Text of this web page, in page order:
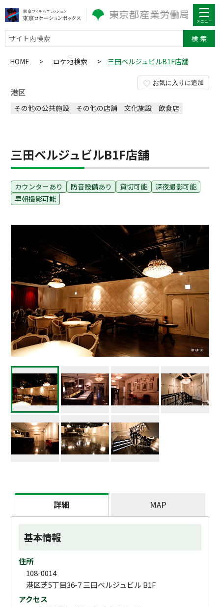
サイト内検索
HOME > ロケ地検索 > 三田ベルジュビルB1F店舗
お気に入りに追加
港区
その他の公共施設 その他の店舗 文化施設 飲食店
三田ベルジュビルB1F店舗
カウンターあり 防音設備あり 貸切可能
深夜撮影可能
早朝撮影可能
詳細 MAP
基本情報
住所
108-0014
港区芝5丁目36-7 三田ベルジュビル B1F
アクセス